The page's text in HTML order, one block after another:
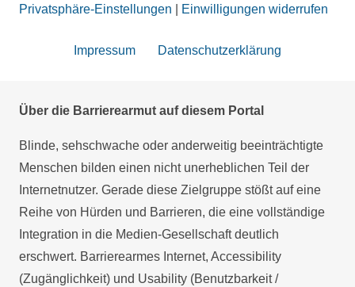
Privatsphäre-Einstellungen
Einwilligungen widerrufen
Impressum Datenschutzerklärung
Über die Barrierearmut auf diesem Portal
Blinde, sehschwache oder anderweitig beeinträchtigte
Menschen bilden einen nicht unerheblichen Teil der
Internetnutzer. Gerade diese Zielgruppe stößt auf eine
Reihe von Hürden und Barrieren, die eine vollständige
Integration in die Medien-Gesellschaft deutlich
erschwert. Barrierearmes Internet, Accessibility
(Zugänglichkeit) und Usability (Benutzbarkeit /